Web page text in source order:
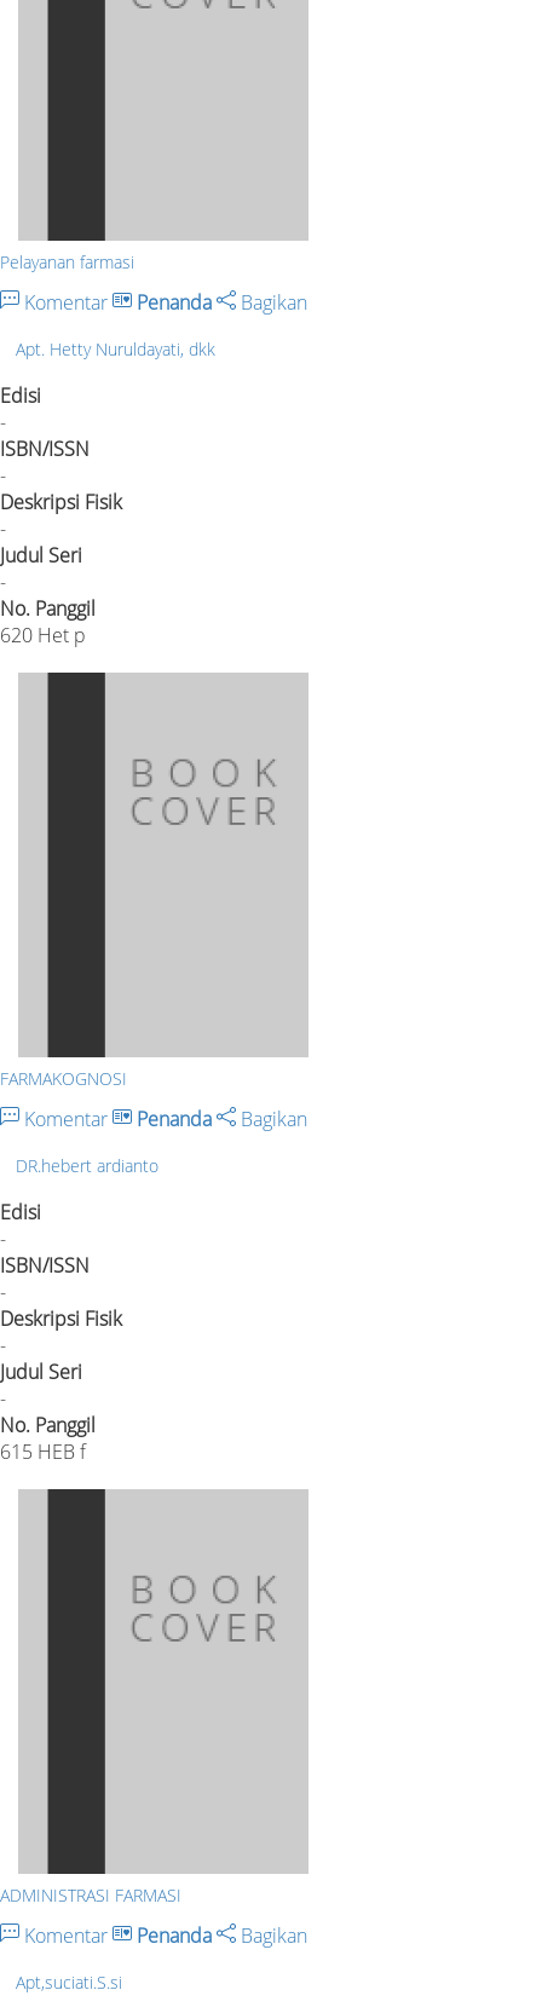
Pelayanan farmasi
Komentar Penanda Bagikan
Apt. Hetty Nuruldayati, dkk
Edisi
-
ISBN/ISSN
-
Deskripsi Fisik
-
Judul Seri
-
No. Panggil
620 Het p
FARMAKOGNOSI
Komentar Penanda Bagikan
DR.hebert ardianto
Edisi
-
ISBN/ISSN
-
Deskripsi Fisik
-
Judul Seri
-
No. Panggil
615 HEB f
ADMINISTRASI FARMASI
Komentar Penanda Bagikan
Apt,suciati.S.si